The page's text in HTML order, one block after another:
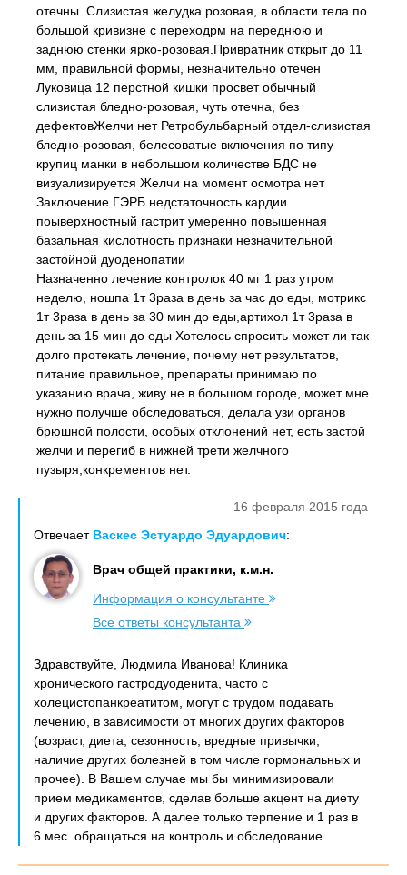
отечны .Слизистая желудка розовая, в области тела по
большой кривизне с переходрм на переднюю и
заднюю стенки ярко-розовая.Привратник открыт до 11
мм, правильной формы, незначительно отечен
Луковица 12 перстной кишки просвет обычный
слизистая бледно-розовая, чуть отечна, без
дефектовЖелчи нет Ретробульбарный отдел-слизистая
бледно-розовая, белесоватые включения по типу
крупиц манки в небольшом количестве БДС не
визуализируется Желчи на момент осмотра нет
Заключение ГЭРБ недстаточность кардии
поыверхностный гастрит умеренно повышенная
базальная кислотность признаки незначительной
застойной дуоденопатии
Назначенно лечение контролок 40 мг 1 раз утром
неделю, ношпа 1т 3раза в день за час до еды, мотрикс
1т 3раза в день за 30 мин до еды,артихол 1т 3раза в
день за 15 мин до еды Хотелось спросить может ли так
долго протекать лечение, почему нет результатов,
питание правильное, препараты принимаю по
указанию врача, живу не в большом городе, может мне
нужно получше обследоваться, делала узи органов
брюшной полости, особых отклонений нет, есть застой
желчи и перегиб в нижней трети желчного
пузыря,конкрементов нет.
16 февраля 2015 года
Отвечает Васкес Эстуардо Эдуардович:
Врач общей практики, к.м.н.
Информация о консультанте
Все ответы консультанта
Здравствуйте, Людмила Иванова! Клиника
хронического гастродуоденита, часто с
холецистопанкреатитом, могут с трудом подавать
лечению, в зависимости от многих других факторов
(возраст, диета, сезонность, вредные привычки,
наличие других болезней в том числе гормональных и
прочее). В Вашем случае мы бы минимизировали
прием медикаментов, сделав больше акцент на диету
и других факторов. А далее только терпение и 1 раз в
6 мес. обращаться на контроль и обследование.